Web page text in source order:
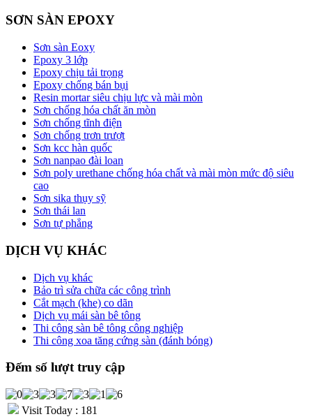
SƠN SÀN EPOXY
Sơn sàn Eoxy
Epoxy 3 lớp
Epoxy chịu tải trọng
Epoxy chống bán bụi
Resin mortar siêu chịu lực và mài mòn
Sơn chống hóa chất ăn mòn
Sơn chống tĩnh điện
Sơn chống trơn trượt
Sơn kcc hàn quốc
Sơn nanpao đài loan
Sơn poly urethane chống hóa chất và mài mòn mức độ siêu
cao
Sơn sika thụy sỹ
Sơn thái lan
Sơn tự phẳng
DỊCH VỤ KHÁC
Dịch vụ khác
Bảo trì sửa chữa các công trình
Cắt mạch (khe) co dãn
Dịch vụ mái sàn bê tông
Thi công sàn bê tông công nghiệp
Thi công xoa tăng cứng sàn (đánh bóng)
Đếm số lượt truy cập
Visit Today : 181